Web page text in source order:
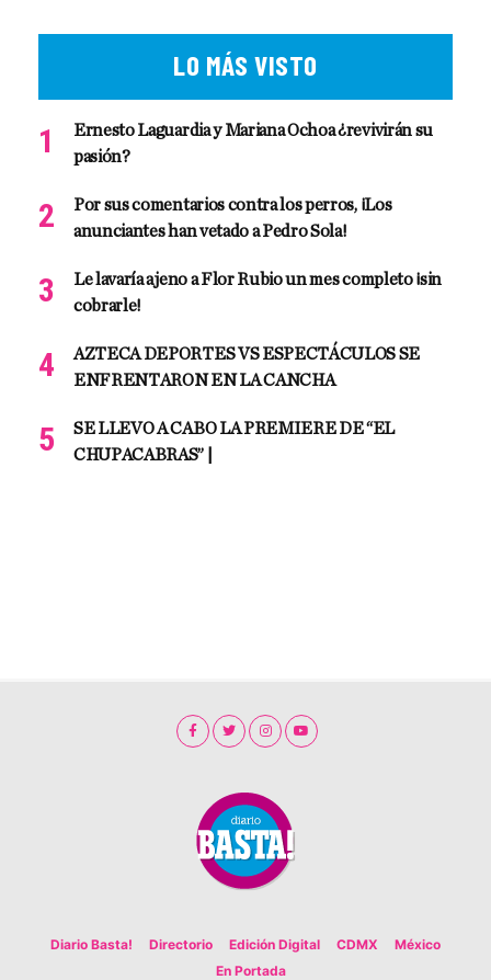
LO MÁS VISTO
Ernesto Laguardia y Mariana Ochoa ¿revivirán su
pasión?
Por sus comentarios contra los perros, ¡Los
anunciantes han vetado a Pedro Sola!
Le lavaría ajeno a Flor Rubio un mes completo ¡sin
cobrarle!
AZTECA DEPORTES VS ESPECTÁCULOS SE
ENFRENTARON EN LA CANCHA
SE LLEVO A CABO LA PREMIERE DE “EL
CHUPACABRAS” |
Diario Basta! Directorio Edición Digital CDMX
México
En Portada